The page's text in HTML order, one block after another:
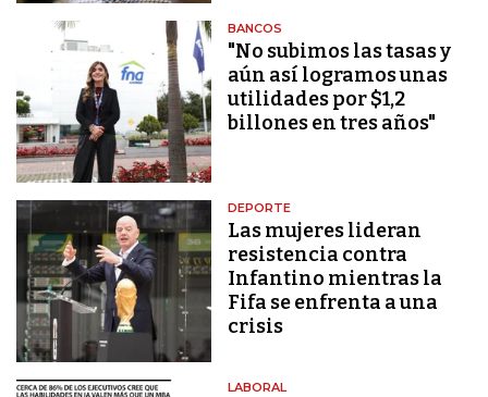
BANCOS
"No subimos las tasas y
aún así logramos unas
utilidades por $1,2
billones en tres años"
DEPORTE
Las mujeres lideran
resistencia contra
Infantino mientras la
Fifa se enfrenta a una
crisis
LABORAL